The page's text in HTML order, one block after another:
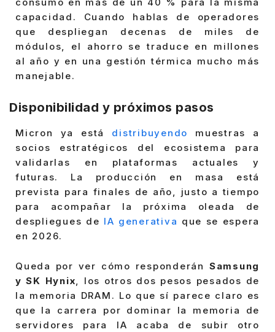
capacidad. Cuando hablas de operadores
que despliegan decenas de miles de
módulos, el ahorro se traduce en millones
al año y en una gestión térmica mucho más
manejable.
Disponibilidad y próximos pasos
Micron ya está distribuyendo
muestras a
socios estratégicos del ecosistema para
validarlas en plataformas actuales y
futuras. La producción en masa está
prevista para finales de año, justo a tiempo
para acompañar la próxima oleada de
despliegues de IA generativa que se espera
en 2026.
Queda por ver cómo responderán Samsung
y SK Hynix, los otros dos pesos pesados de
la memoria DRAM. Lo que sí parece claro es
que la carrera por dominar la memoria de
servidores para IA acaba de subir otro